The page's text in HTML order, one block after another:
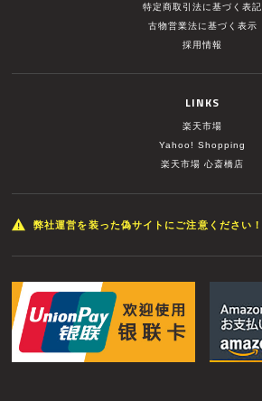
特定商取引法に基づく表記
古物営業法に基づく表示
採用情報
LINKS
楽天市場
Yahoo! Shopping
楽天市場 心斎橋店
弊社運営を装った偽サイトにご注意ください！